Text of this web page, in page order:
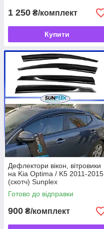
1 250 ₴/комплект
Купити
Дефлектори вікон, вітровики
на Kia Optima / K5 2011-2015
(скотч) Sunplex
Готово до відправки
900 ₴/комплект